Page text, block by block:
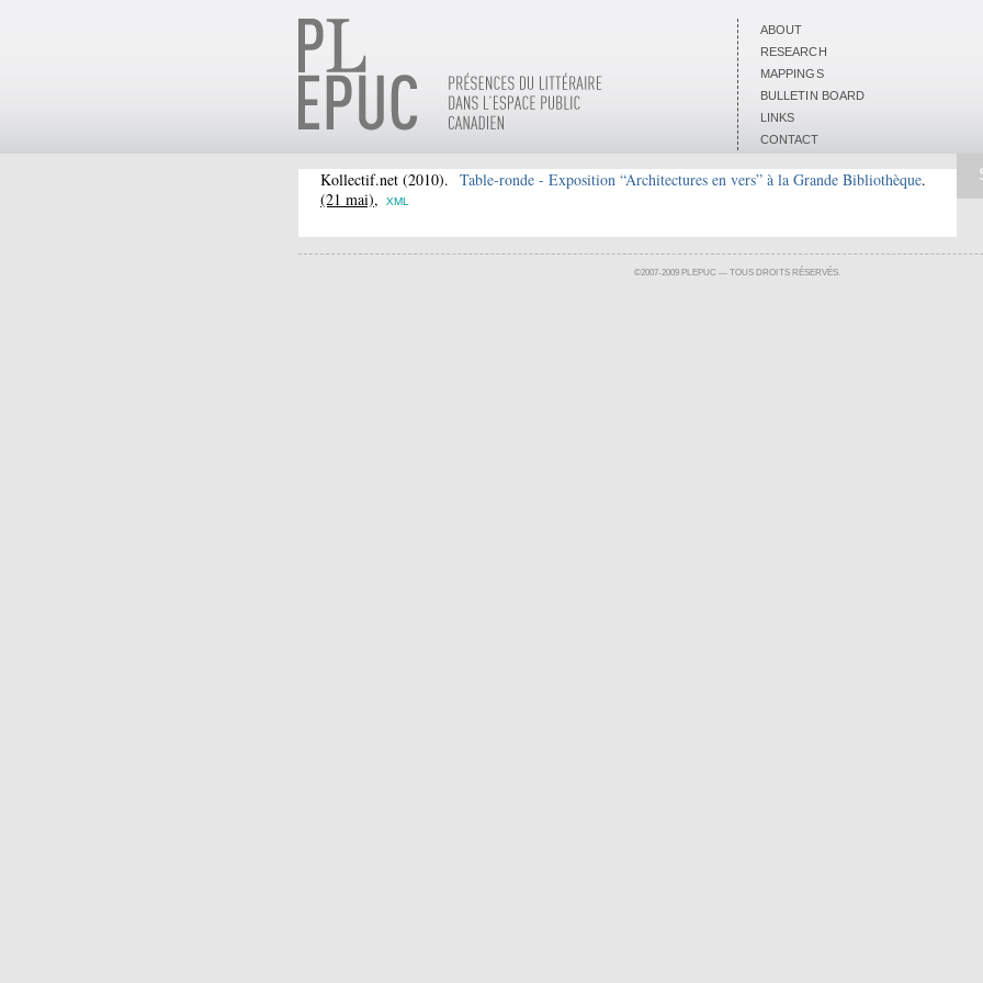
ABOUT
RESEARCH
MAPPINGS
BULLETIN BOARD
LINKS
CONTACT
Kollectif.net (2010). Table-ronde - Exposition “Architectures en vers” à la Grande Bibliothèque.
(21 mai),
XML
©2007-2009 PLEPUC — TOUS DROITS RÉSERVÉS.